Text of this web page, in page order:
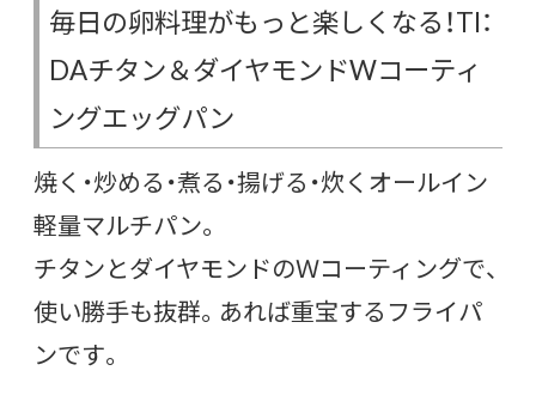
毎日の卵料理がもっと楽しくなる！TI：
DAチタン＆ダイヤモンドWコーティ
ングエッグパン
焼く・炒める・煮る・揚げる・炊くオールイン
軽量マルチパン。
チタンとダイヤモンドのＷコーティングで、
使い勝手も抜群。あれば重宝するフライパ
ンです。